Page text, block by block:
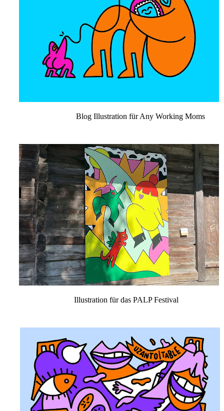
Blog Illustration für Any Working Moms
Illustration für das PALP Festival